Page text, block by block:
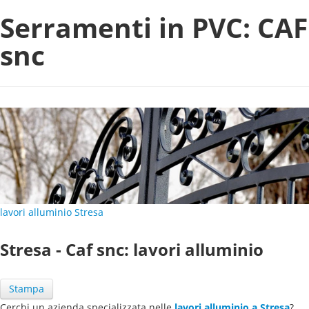
Serramenti in PVC: CAF
snc
lavori alluminio Stresa
Stresa - Caf snc: lavori alluminio
Stampa